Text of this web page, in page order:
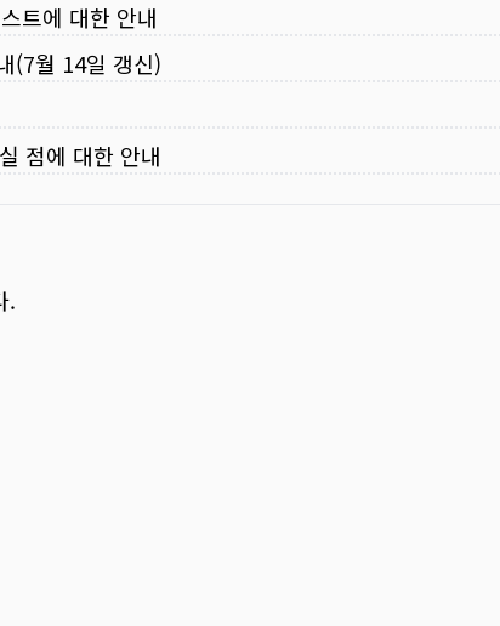
트에 대한 안내
(7월 14일 갱신)
점에 대한 안내
.